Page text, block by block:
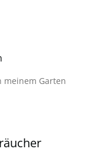
meinem Garten